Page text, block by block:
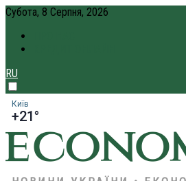
Субота, 8 Серпня, 2026
RU
Київ
+21°